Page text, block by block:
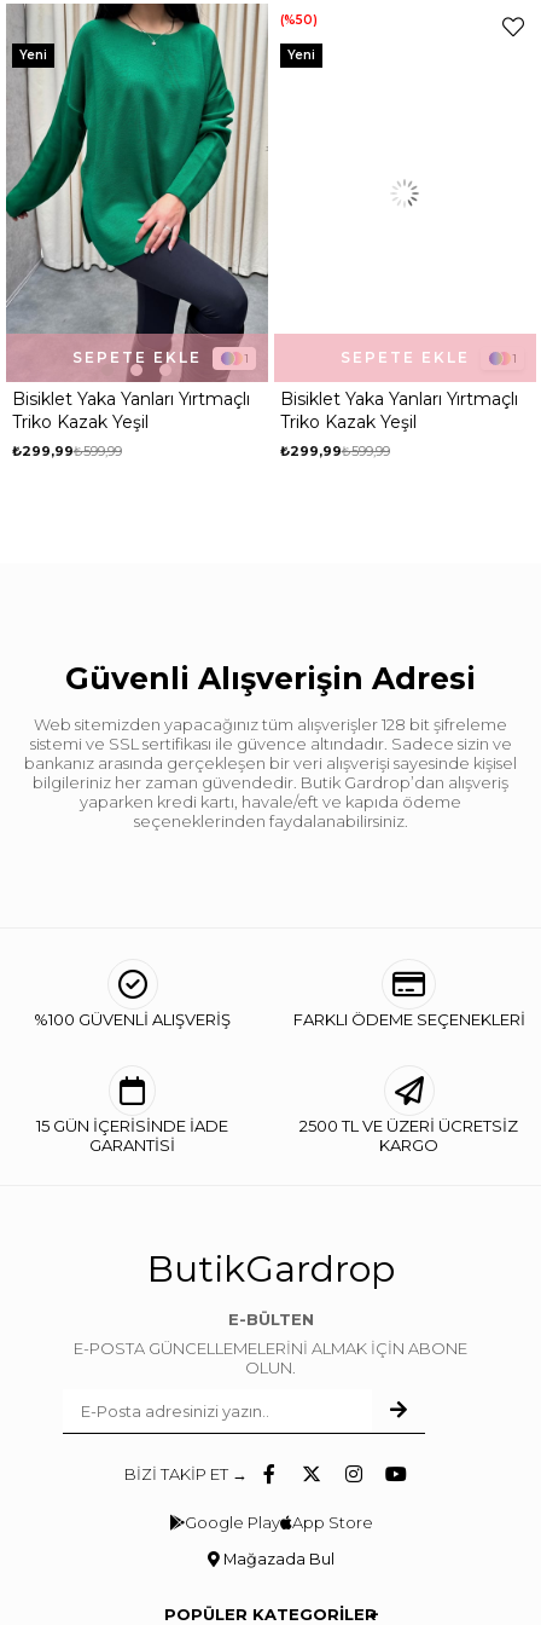
1
Bisiklet Yaka Yanları Yırtmaçlı
Triko Kazak Yeşil
₺299,99₺599,99
SEPETE EKLE
Yeni
1
Bisiklet Yaka Yanları Yırtmaçlı
Triko Kazak Yeşil
₺299,99₺599,99
SEPETE EKLE
%50
Yeni
Güvenli Alışverişin Adresi
Web sitemizden yapacağınız tüm alışverişler 128 bit şifreleme
sistemi ve SSL sertifikası ile güvence altındadır. Sadece sizin ve
bankanız arasında gerçekleşen bir veri alışverişi sayesinde kişisel
bilgileriniz her zaman güvendedir. Butik Gardrop’dan alışveriş
yaparken kredi kartı, havale/eft ve kapıda ödeme
seçeneklerinden faydalanabilirsiniz.
%100 GÜVENLİ ALIŞVERİŞ FARKLI ÖDEME SEÇENEKLERİ
15 GÜN İÇERİSİNDE İADE
GARANTİSİ
2500 TL VE ÜZERİ ÜCRETSİZ
KARGO
ButikGardrop
E-BÜLTEN
E-POSTA GÜNCELLEMELERİNİ ALMAK İÇİN ABONE
OLUN.
BİZİ TAKİP ET →
Google Play App Store
Mağazada Bul
POPÜLER KATEGORİLER